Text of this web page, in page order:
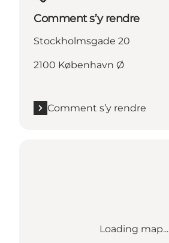
Comment s’y rendre
Stockholmsgade 20
2100 København Ø
Comment s’y rendre
Loading map...